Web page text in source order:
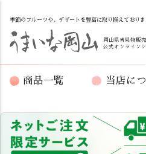
季節のフルーツや、デザートを豊富に取り揃えておりま
岡山県青果物販
公式オンライン
商品一覧 当店に